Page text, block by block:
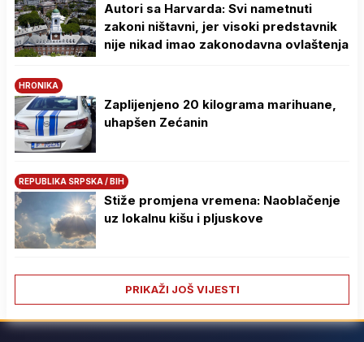
Autori sa Harvarda: Svi nametnuti
zakoni ništavni, jer visoki predstavnik
nije nikad imao zakonodavna ovlaštenja
HRONIKA
Zaplijenjeno 20 kilograma marihuane,
uhapšen Zećanin
REPUBLIKA SRPSKA / BIH
Stiže promjena vremena: Naoblačenje
uz lokalnu kišu i pljuskove
PRIKAŽI JOŠ VIJESTI